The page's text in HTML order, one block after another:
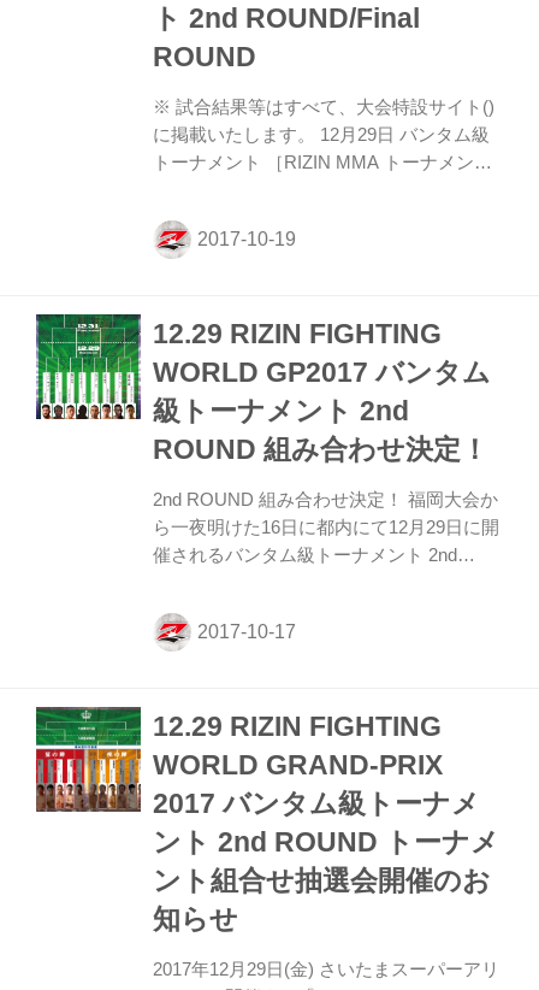
ト 2nd ROUND/Final
ROUND
※ 試合結果等はすべて、大会特設サイト()
に掲載いたします。 12月29日 バンタム級
トーナメント ［RIZIN MMA トーナメント
vs. マネル・ケイプ MATCH DETAILS この
対戦カードの記事を見る ［RIZIN MMA ト
DETAILS この対戦カードの記事を見る
［RIZIN MMA トーナメントルール
（61.0kg）］ 大塚隆史 vs. カリッド・タハ
MATCH DETAILS この対戦カードの記事を
見る ［RIZIN MMA トー...
12.29 RIZIN FIGHTING
WORLD GP2017 バンタム
級トーナメント 2nd
ROUND 組み合わせ決定！
2nd ROUND 組み合わせ決定！ 福岡大会か
ら一夜明けた16日に都内にて12月29日に開
催されるバンタム級トーナメント 2nd
戦カードが決定した。 12月29日（金）・
31日（日）さいたまスーパアリーナで開催
た。 7月30日の夏の陣を勝ち上がった堀口
昨日の秋の陣で勝利した石渡伸太郎、ケビ
ン・ペッシ、マネル・ケイプが参加（タハ
はドイツからスカイプで参加）。さらに榊
原実行委員長から発表されたワイルドカー
ド枠の一人として元UFCファイ...
12.29 RIZIN FIGHTING
WORLD GRAND-PRIX
2017 バンタム級トーナメ
ント 2nd ROUND トーナメ
ント組合せ抽選会開催のお
知らせ
2017年12月29日(金) さいたまスーパーアリ